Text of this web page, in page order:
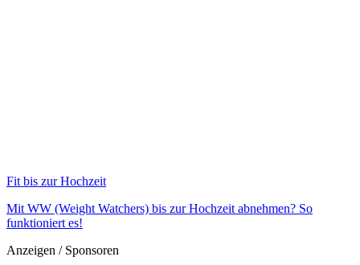
Fit bis zur Hochzeit
Mit WW (Weight Watchers) bis zur Hochzeit abnehmen? So
funktioniert es!
Anzeigen / Sponsoren